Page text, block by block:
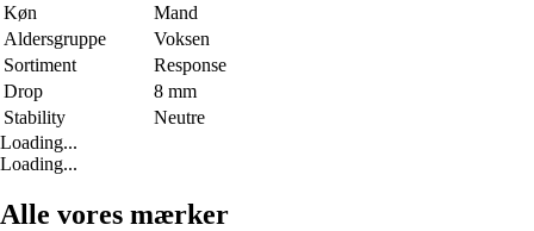
Køn
Mand
Aldersgruppe
Voksen
Sortiment
Response
Drop
8 mm
Stability
Neutre
Loading...
Loading...
Alle vores mærker